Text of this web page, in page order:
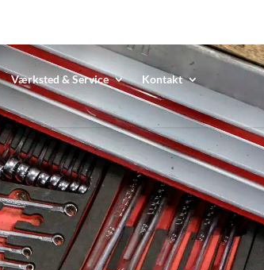
Værksted & Service Kontakt